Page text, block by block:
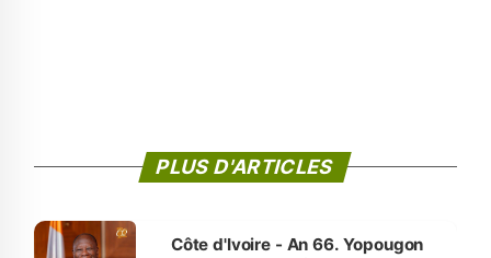
PLUS D'ARTICLES
Côte d'Ivoire - An 66. Yopougon